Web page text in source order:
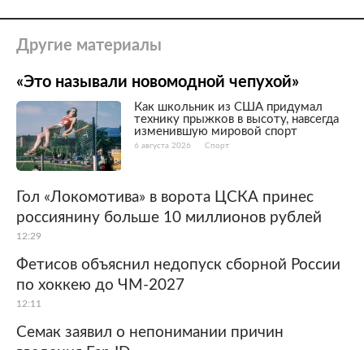
Другие материалы
«Это называли новомодной чепухой»
Как школьник из США придумал
технику прыжков в высоту, навсегда
изменившую мировой спорт
6 августа 2026 Спорт
Гол «Локомотива» в ворота ЦСКА принес
россиянину больше 10 миллионов рублей
12:29
Фетисов объяснил недопуск сборной России
по хоккею до ЧМ-2027
12:11
Семак заявил о непонимании причин